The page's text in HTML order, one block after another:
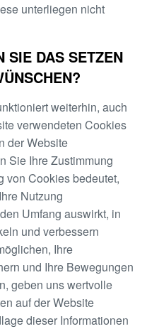
unterliegen nicht
SIE DAS SETZEN
weiterhin, auch
verwendeten Cookies
der Website
Sie Ihre Zustimmung
von Cookies bedeutet,
Nutzung
Umfang auswirkt, in
und verbessern
Ihre
und Ihre Bewegungen
geben uns wertvolle
auf der Website
dieser Informationen